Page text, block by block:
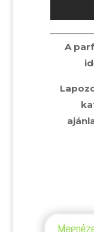
A